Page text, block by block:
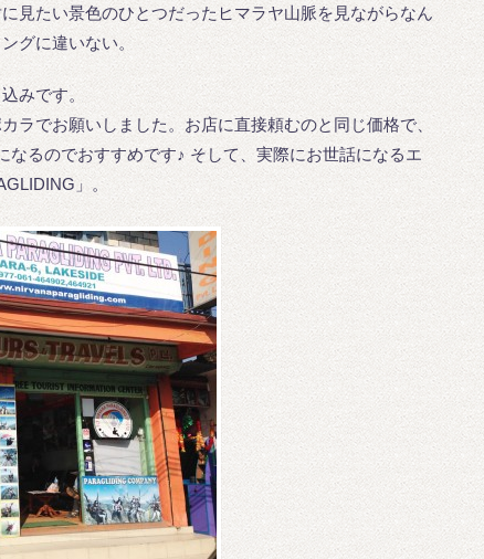
見たい景色のひとつだったヒマラヤ山脈を見ながらなん
グに違いない。
みです。
ラでお願いしました。お店に直接頼むのと同じ価格で、
なるのでおすすめです♪ そして、実際にお世話になるエ
」。